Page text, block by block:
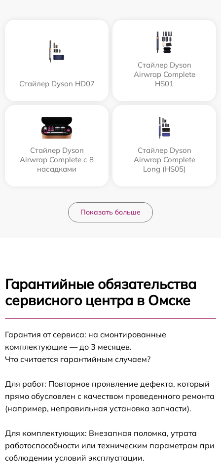
Стайлер Dyson HD07
Стайлер Dyson
Airwrap Complete
HS01
Стайлер Dyson
Airwrap Complete с 8
насадками
Стайлер Dyson
Airwrap Complete
Long (HS05)
Показать больше
Гарантийные обязательства
сервисного центра в Омске
Гарантия от сервиса: на смонтированные
комплектующие — до 3 месяцев.
Что считается гарантийным случаем?
Для работ: Повторное проявление дефекта, который
прямо обусловлен с качеством проведенного ремонта
(например, неправильная установка запчасти).
Для комплектующих: Внезапная поломка, утрата
работоспособности или техническим параметрам при
соблюдении условий эксплуатации.